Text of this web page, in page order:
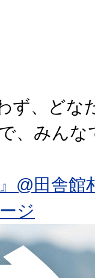
ず、どな
、みんな
@田舎
ジ